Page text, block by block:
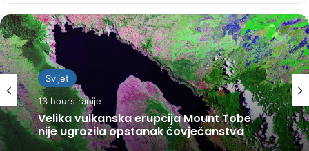
Svijet
13 hours ranije
Velika vulkanska erupcija Mount Tobe
nije ugrozila opstanak čovječanstva